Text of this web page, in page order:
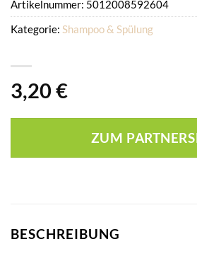
3,20 €
ZUM
Artikelnummer: 5012008592604
Kategorie: Shampoo & Spülung
BESCHREIBUNG